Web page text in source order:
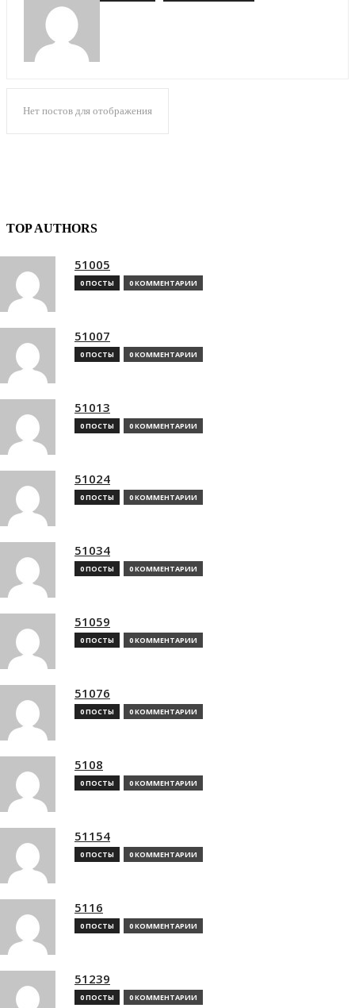
Нет постов для отображения
TOP AUTHORS
51005
0 ПОСТЫ 0 КОММЕНТАРИИ
51007
0 ПОСТЫ 0 КОММЕНТАРИИ
51013
0 ПОСТЫ 0 КОММЕНТАРИИ
51024
0 ПОСТЫ 0 КОММЕНТАРИИ
51034
0 ПОСТЫ 0 КОММЕНТАРИИ
51059
0 ПОСТЫ 0 КОММЕНТАРИИ
51076
0 ПОСТЫ 0 КОММЕНТАРИИ
5108
0 ПОСТЫ 0 КОММЕНТАРИИ
51154
0 ПОСТЫ 0 КОММЕНТАРИИ
5116
0 ПОСТЫ 0 КОММЕНТАРИИ
51239
0 ПОСТЫ 0 КОММЕНТАРИИ